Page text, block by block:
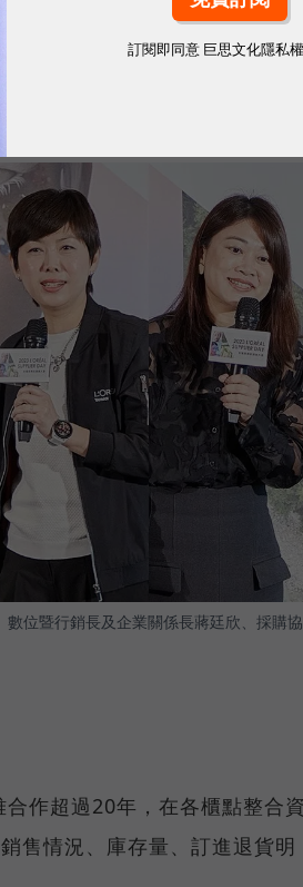
想法，使台灣萊雅在總部行動
色。萊雅的成長，不能單靠自
驗，可以分享到世界各地。
位暨行銷長及企業關係長蔣廷欣、採購協
作超過20年，在各櫃點整合
售情況、庫存量、訂進退貨明
訂閱即同意 巨思文化隱私